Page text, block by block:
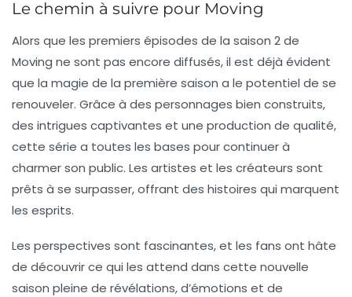
Le chemin à suivre pour Moving
Alors que les premiers épisodes de la saison 2 de
Moving ne sont pas encore diffusés, il est déjà évident
que la magie de la première saison a le potentiel de se
renouveler. Grâce à des personnages bien construits,
des intrigues captivantes et une production de qualité,
cette série a toutes les bases pour continuer à
charmer son public. Les artistes et les créateurs sont
prêts à se surpasser, offrant des histoires qui marquent
les esprits.
Les perspectives sont fascinantes, et les fans ont hâte
de découvrir ce qui les attend dans cette nouvelle
saison pleine de révélations, d’émotions et de